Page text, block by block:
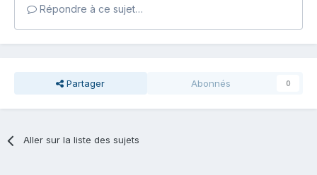
Répondre à ce sujet…
Partager Abonnés 0
Aller sur la liste des sujets